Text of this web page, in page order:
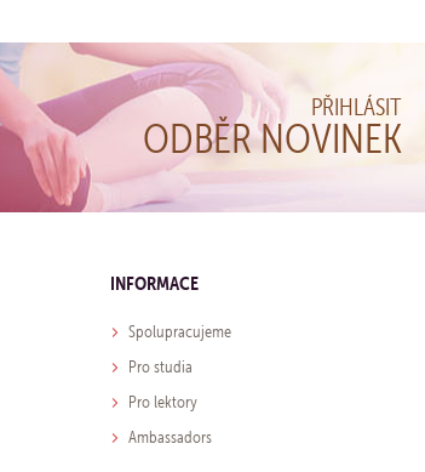
PŘIHLÁSIT
ODBĚR NOVINEK
INFORMACE
Spolupracujeme
Pro studia
Pro lektory
Ambassadors